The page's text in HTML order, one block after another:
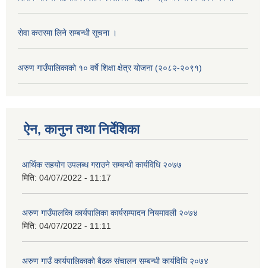
सेवा करारमा लिने सम्बन्धी सूचना ।
अरुण गाउँपालिकाको १० वर्षे शिक्षा क्षेत्र योजना (२०८२-२०९१)
ऐन, कानुन तथा निर्देशिका
आर्थिक सहयोग उपलब्ध गराउने सम्बन्धी कार्यविधि २०७७
मिति: 04/07/2022 - 11:17
अरुण गाउँपालकिा कार्यपालिका कार्यसम्पादन नियमावली २०७४
मिति: 04/07/2022 - 11:11
अरुण गाउँ कार्यपालिकाको बैठक संचालन सम्बन्धी कार्यविधि २०७४